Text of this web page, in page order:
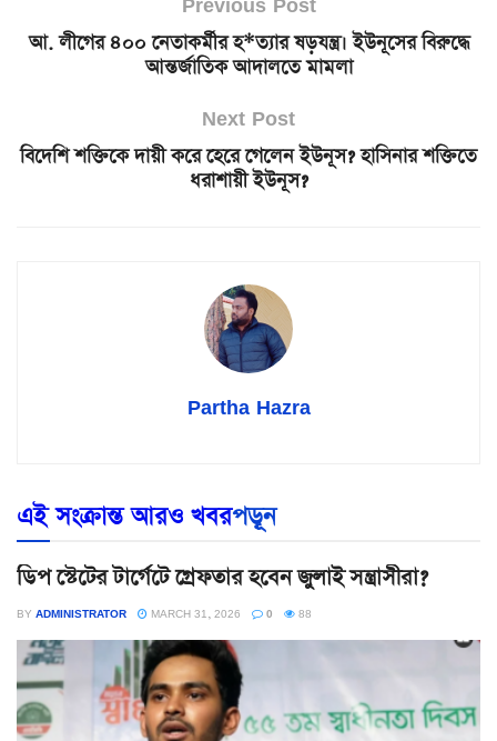
আ. লীগের ৪০০ নেতাকর্মীর হ*ত্যার ষড়যন্ত্র। ইউনূসের বিরুদ্ধে
আন্তর্জাতিক আদালতে মামলা
Next Post
বিদেশি শক্তিকে দায়ী করে হেরে গেলেন ইউনূস? হাসিনার শক্তিতে
ধরাশায়ী ইউনূস?
Partha Hazra
এই সংক্রান্ত আরও খবরপড়ূন
ডিপ স্টেটের টার্গেটে গ্রেফতার হবেন জুলাই সন্ত্রাসীরা?
BY ADMINISTRATOR MARCH 31, 2026 0 88